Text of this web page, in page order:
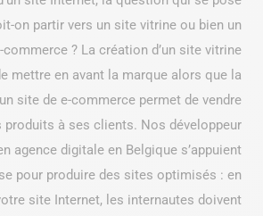
on partir vers un site vitrine ou bien un
commerce ? La création d’un site vitrine
mettre en avant la marque alors que la
site de e-commerce permet de vendre
produits à ses clients. Nos développeur
agence digitale en Belgique s’appuient
pour produire des sites optimisés : en
site Internet, les internautes doivent